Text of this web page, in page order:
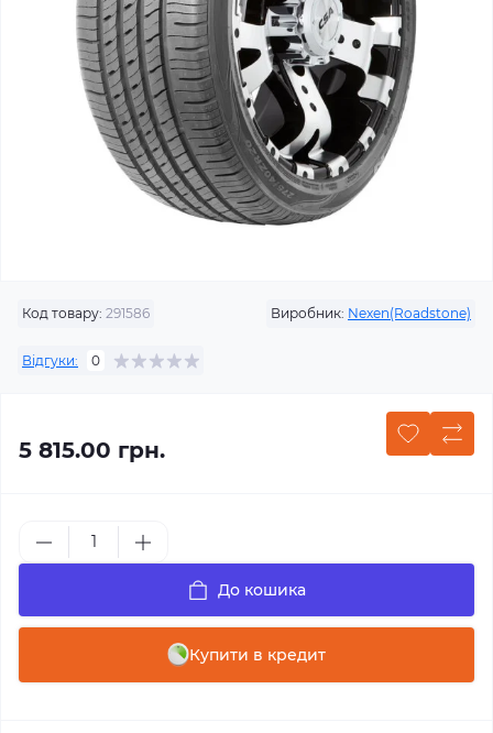
Код товару: 291586 Виробник: Nexen(Roadstone)
Відгуки: 0
5 815.00 грн.
До кошика
Купити в кредит